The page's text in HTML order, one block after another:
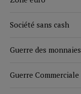
Société sans cash
Guerre des monnaies
Guerre Commerciale